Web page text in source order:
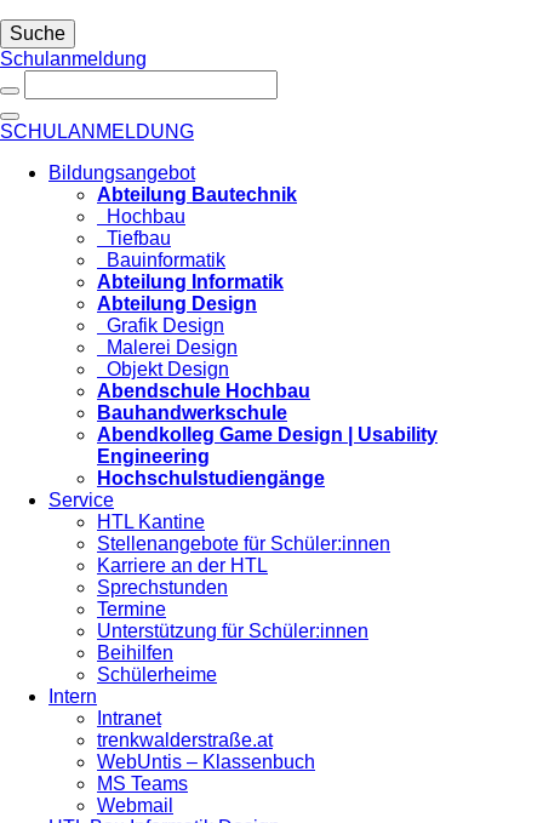
Suche
Schulanmeldung
SCHULANMELDUNG
Bildungsangebot
Abteilung Bautechnik
Hochbau
Tiefbau
Bauinformatik
Abteilung Informatik
Abteilung Design
Grafik Design
Malerei Design
Objekt Design
Abendschule Hochbau
Bauhandwerkschule
Abendkolleg Game Design | Usability
Engineering
Hochschulstudiengänge
Service
HTL Kantine
Stellenangebote für Schüler:innen
Karriere an der HTL
Sprechstunden
Termine
Unterstützung für Schüler:innen
Beihilfen
Schülerheime
Intern
Intranet
trenkwalderstraße.at
WebUntis – Klassenbuch
MS Teams
Webmail